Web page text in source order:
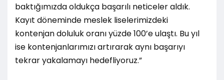
baktığımızda oldukça başarılı neticeler aldık.
Kayıt döneminde meslek liselerimizdeki
kontenjan doluluk oranı yüzde 100’e ulaştı. Bu yıl
ise kontenjanlarımızı artırarak aynı başarıyı
tekrar yakalamayı hedefliyoruz.”